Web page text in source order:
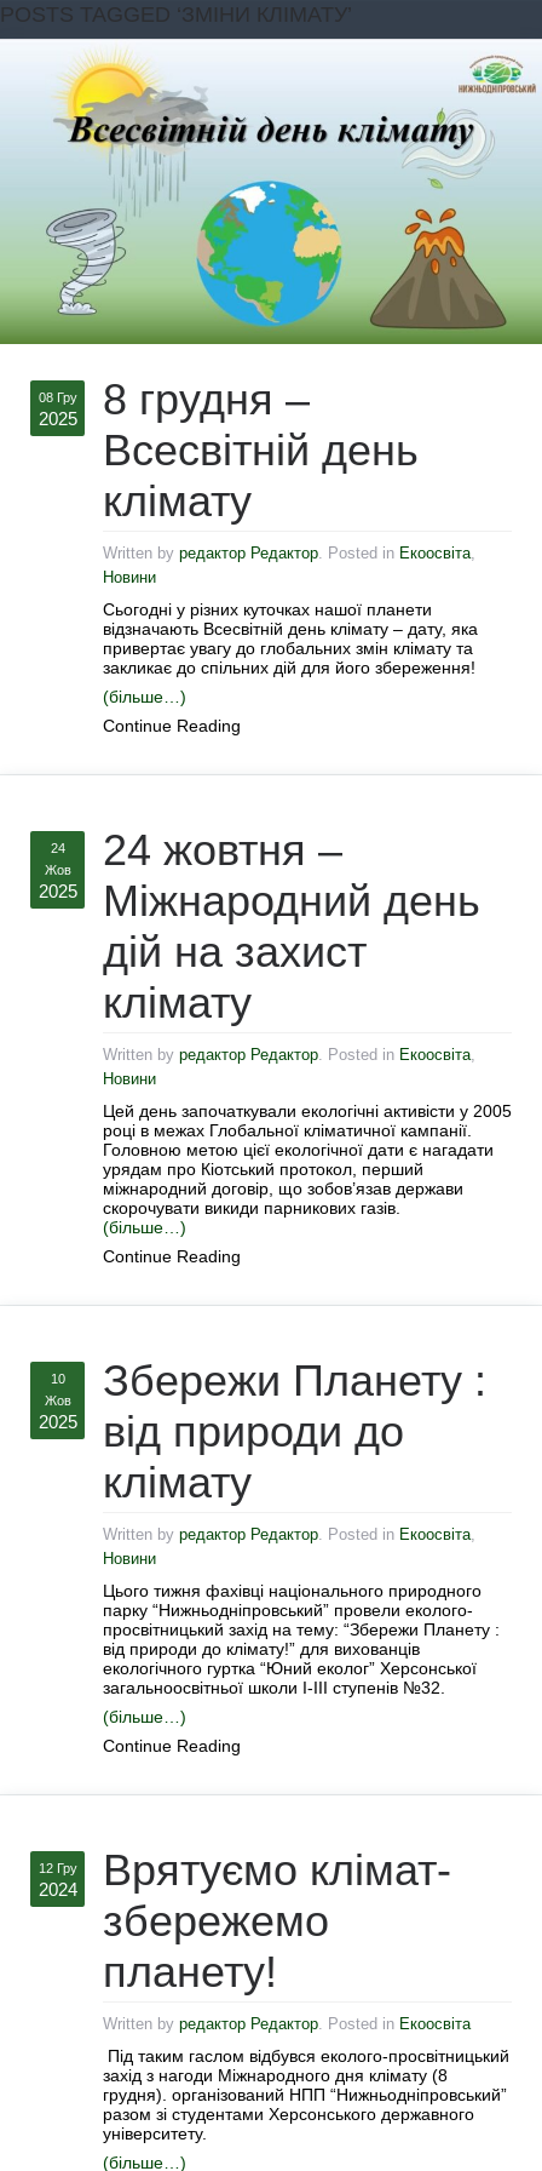
POSTS TAGGED ‘ЗМІНИ КЛІМАТУ’
08 Гру
2025
8 грудня –
Всесвітній день
клімату
Written by редактор Редактор . Posted in Екоосвіта
Новини
Сьогодні у різних куточках нашої планети
відзначають Всесвітній день клімату – дату, яка
привертає увагу до глобальних змін клімату та
закликає до спільних дій для його збереження!
(більше…)
Continue Reading
24
Жов
2025
24 жовтня –
Міжнародний день
дій на захист
клімату
Written by редактор Редактор . Posted in Екоосвіта
Новини
Цей день започаткували екологічні активісти у 2005
році в межах Глобальної кліматичної кампанії.
Головною метою цієї екологічної дати є нагадати
урядам про Кіотський протокол, перший
міжнародний договір, що зобов’язав держави
скорочувати викиди парникових газів.
(більше…)
Continue Reading
10
Жов
2025
Збережи Планету :
від природи до
клімату
Written by редактор Редактор . Posted in Екоосвіта
Новини
Цього тижня фахівці національного природного
парку “Нижньодніпровський” провели еколого-
просвітницький захід на тему: “Збережи Планету :
від природи до клімату!” для вихованців
екологічного гуртка “Юний еколог” Херсонської
загальноосвітньої школи І-ІІІ ступенів №32.
(більше…)
Continue Reading
12 Гру
2024
Врятуємо клімат-
збережемо
планету!
Written by редактор Редактор . Posted in Екоосвіта
Під таким гаслом відбувся еколого-просвітницький
захід з нагоди Міжнародного дня клімату (8
грудня). організований НПП “Нижньодніпровський”
разом зі студентами Херсонського державного
університету.
(більше…)